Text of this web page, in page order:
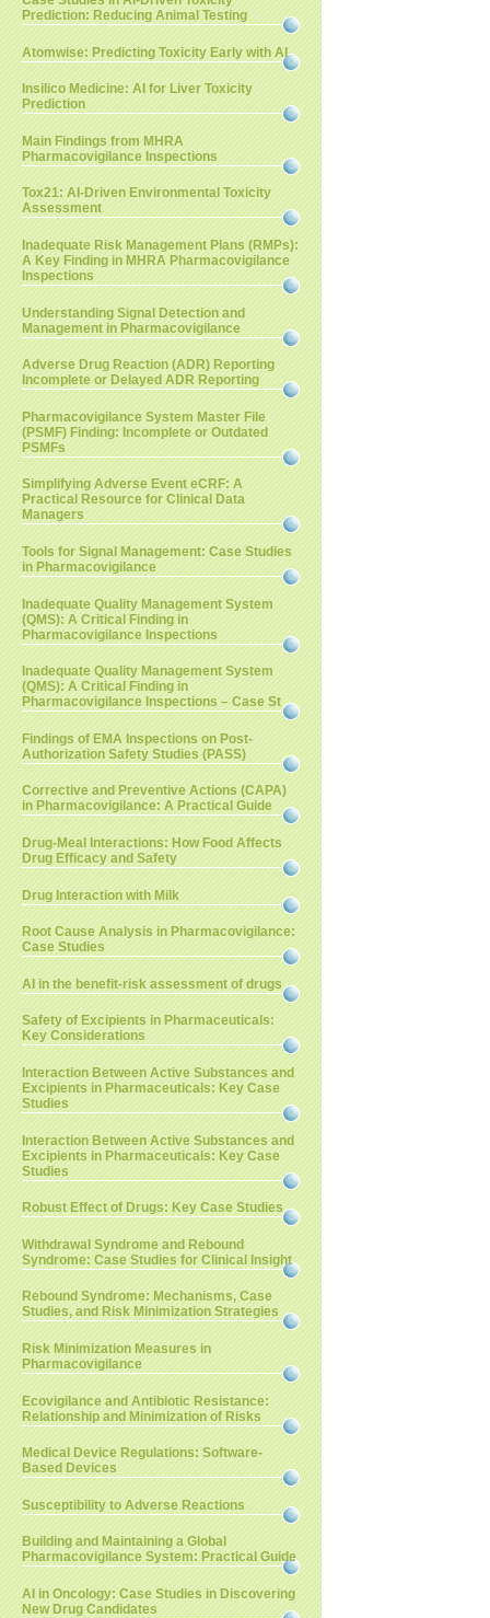
Prediction: Reducing Animal Testing
Atomwise: Predicting Toxicity Early with AI
Insilico Medicine: AI for Liver Toxicity
Prediction
Main Findings from MHRA
Pharmacovigilance Inspections
Tox21: AI-Driven Environmental Toxicity
Assessment
Inadequate Risk Management Plans (RMPs):
A Key Finding in MHRA Pharmacovigilance
Inspections
Understanding Signal Detection and
Management in Pharmacovigilance
Adverse Drug Reaction (ADR) Reporting
Incomplete or Delayed ADR Reporting
Pharmacovigilance System Master File
(PSMF) Finding: Incomplete or Outdated
PSMFs
Simplifying Adverse Event eCRF: A
Practical Resource for Clinical Data
Managers
Tools for Signal Management: Case Studies
in Pharmacovigilance
Inadequate Quality Management System
(QMS): A Critical Finding in
Pharmacovigilance Inspections
Inadequate Quality Management System
(QMS): A Critical Finding in
Pharmacovigilance Inspections – Case St
Findings of EMA Inspections on Post-
Authorization Safety Studies (PASS)
Corrective and Preventive Actions (CAPA)
in Pharmacovigilance: A Practical Guide
Drug-Meal Interactions: How Food Affects
Drug Efficacy and Safety
Drug Interaction with Milk
Root Cause Analysis in Pharmacovigilance:
Case Studies
AI in the benefit-risk assessment of drugs
Safety of Excipients in Pharmaceuticals:
Key Considerations
Interaction Between Active Substances and
Excipients in Pharmaceuticals: Key Case
Studies
Interaction Between Active Substances and
Excipients in Pharmaceuticals: Key Case
Studies
Robust Effect of Drugs: Key Case Studies
Withdrawal Syndrome and Rebound
Syndrome: Case Studies for Clinical Insight
Rebound Syndrome: Mechanisms, Case
Studies, and Risk Minimization Strategies
Risk Minimization Measures in
Pharmacovigilance
Ecovigilance and Antibiotic Resistance:
Relationship and Minimization of Risks
Medical Device Regulations: Software-
Based Devices
Susceptibility to Adverse Reactions
Building and Maintaining a Global
Pharmacovigilance System: Practical Guide
AI in Oncology: Case Studies in Discovering
New Drug Candidates